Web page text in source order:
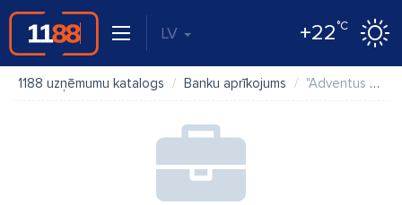
LV +22°C
1188 uzņēmumu katalogs Banku aprīkojums "Adventus Solutions" SIA